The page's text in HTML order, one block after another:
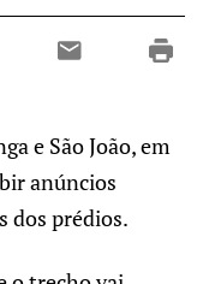
e São João, em
anúncios
dos prédios.